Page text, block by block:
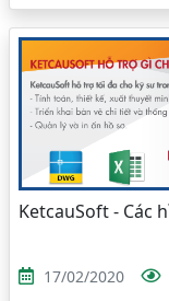
KetcauSoft - Các
17/02/2020